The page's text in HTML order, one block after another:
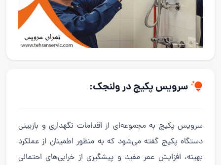
سرویس پکیجدر ولنجک:
سرویس پکیج به مجموعه‌ای از اقدامات نگهداری و بازبینی
دستگاه پکیج گفته می‌شود که به منظور اطمینان از عملکرد
بهینه، افزایش عمر مفید و پیشگیری از خرابی‌های احتمالی